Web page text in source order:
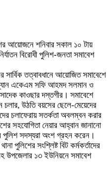
আয়োজনে শনিবার সকাল ১০ টায়
বিরোধী পুলিশ-জনতা সমাবেশ
সার্বিক তত্বাবধানে আয়োজিত সমাবেশে
একেএম সফি আহমদ সলমান ও
কাওছার দস্তগীর। সমাবেশে
চলার, উঠতি বয়সের ছেলে-মেয়েদের
চলাফেরায় সতর্কতা অবলম্বন করার
সহযোগিতা নেয়ার আহ্বান জানানো
পুলিশ সদস্যরা অংশ গ্রহন করেন।
পুলিশের সংশ্লিষ্ট বিট কর্মকর্তাদের
১৩ ইউনিয়নে সমাবেশ